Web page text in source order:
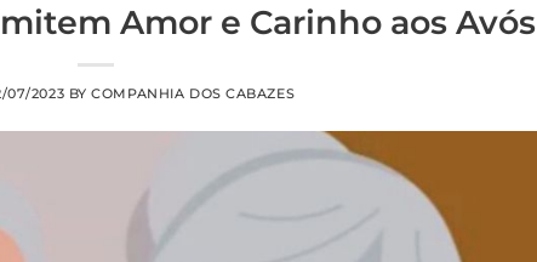
Amor e Carinho aos Avós
07/2023 BYCOMPANHIA DOS CABAZES